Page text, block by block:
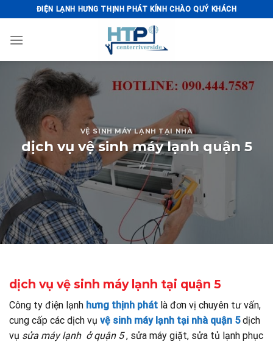
to
content
ĐIỆN LẠNH HƯNG THỊNH PHÁT KÍNH CHÀO QUÝ KHÁCH
VỆ SINH MÁY LẠNH TẠI NHÀ
dịch vụ vệ sinh máy lạnh quận 5
dịch vụ vệ sinh máy lạnh tại quận 5
Công ty điện lạnh hưng thịnh phát là đơn vị chuyên tư vấn,
cung cấp các dịch vụ vệ sinh máy lạnh tại nhà quận 5 dịch
vụ sửa máy lạnh ở quận 5, sửa máy giặt, sửa tủ lạnh phục